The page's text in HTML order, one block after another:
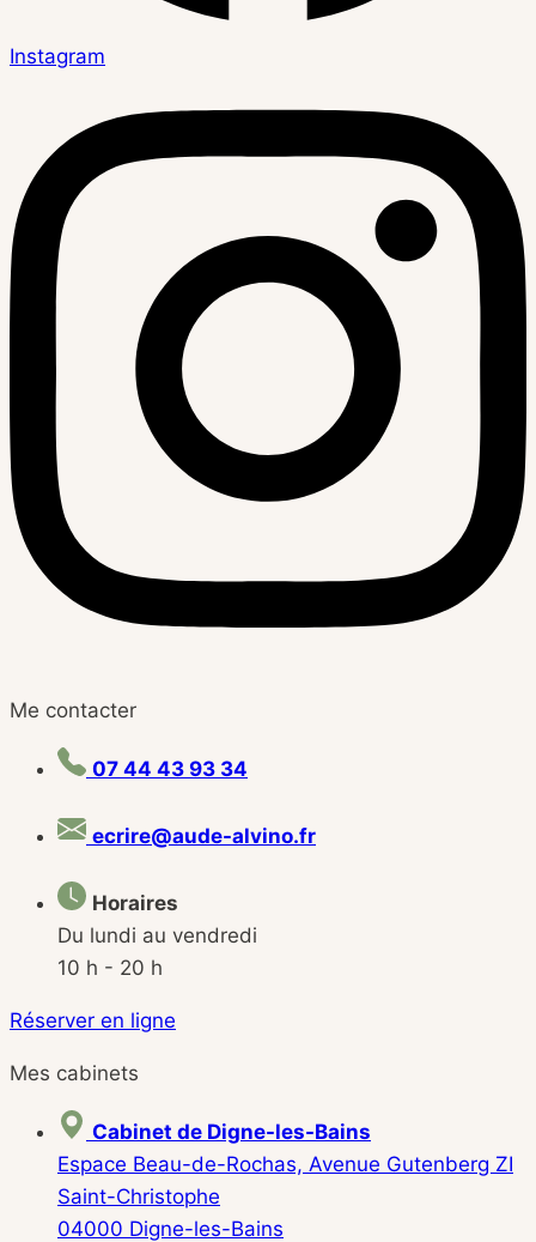
Instagram
Me contacter
07 44 43 93 34
ecrire@aude-alvino.fr
Horaires
Du lundi au vendredi
10 h - 20 h
Réserver en ligne
Mes cabinets
Cabinet de Digne-les-Bains
Espace Beau-de-Rochas, Avenue Gutenberg ZI
Saint-Christophe
04000 Digne-les-Bains